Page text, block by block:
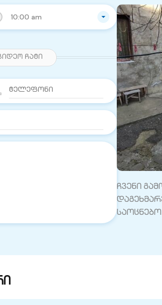
10:00 am
ჩატი
ჩვენი